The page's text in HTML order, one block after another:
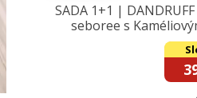
SADA 1+1 |
seboree s